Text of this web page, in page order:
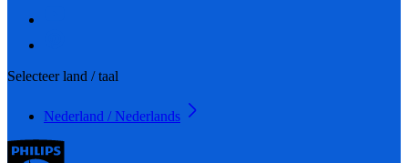
Selecteer land / taal
Nederland / Nederlands